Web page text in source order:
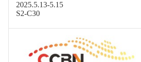
2025.5.13-5.15
S2-C30